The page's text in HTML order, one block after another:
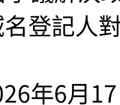
登記人
年6月